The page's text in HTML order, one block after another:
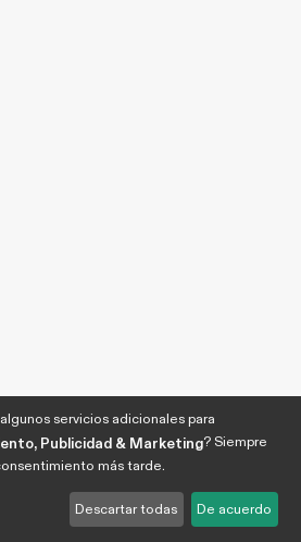
servicios adicionales para
Publicidad & Marketing? Siempre
más tarde.
Descartar todas De acuerdo